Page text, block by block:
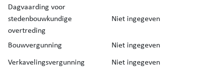
Dagvaarding voor
stedenbouwkundige
overtreding
Niet ingegeven
Bouwvergunning
Niet ingegeven
Verkavelingsvergunning
Niet ingegeven